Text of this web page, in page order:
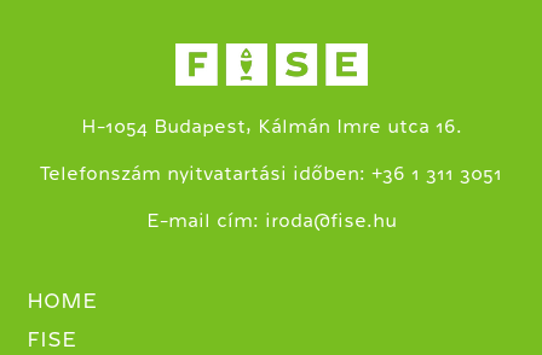
H-1054 Budapest, Kálmán Imre utca 16.
Telefonszám nyitvatartási időben: +36 1 311 3051
E-mail cím: iroda@fise.hu
HOME
FISE